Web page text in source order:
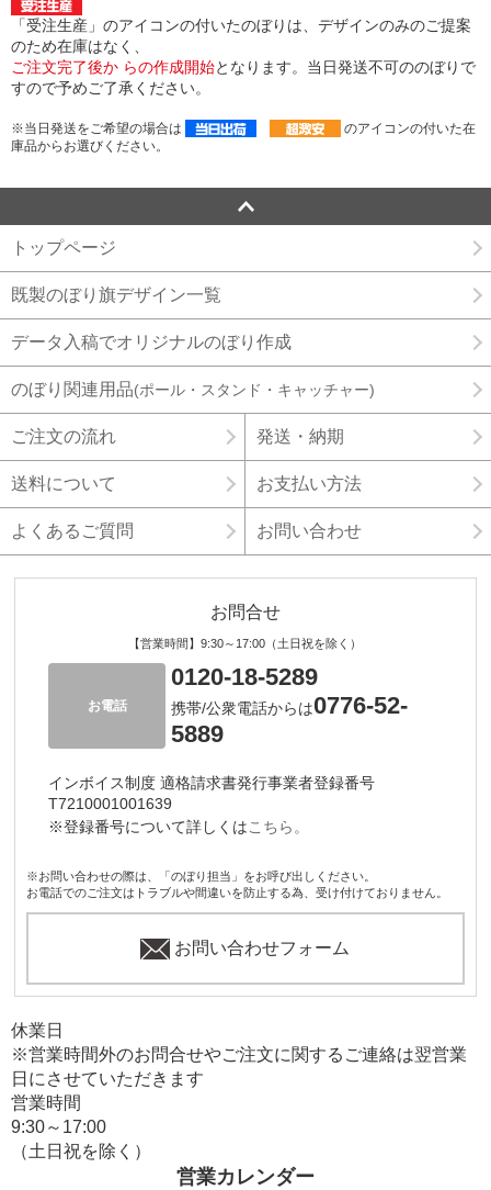
「受注生産」のアイコンの付いたのぼりは、デザインのみのご提案
のため在庫はなく、
ご注文完了後か らの作成開始となります。当日発送不可ののぼりで
すので予めご了承ください。
※当日発送をご希望の場合は
のアイコンの付いた在
庫品からお選びください。
トップページ
既製のぼり旗デザイン一覧
データ入稿でオリジナルのぼり作成
のぼり関連用品(ポール・スタンド・キャッチャー)
ご注文の流れ 発送・納期
送料について お支払い方法
よくあるご質問 お問い合わせ
お問合せ
【営業時間】9:30～17:00（土日祝を除く）
お電話
0120-18-5289
携帯/公衆電話からは0776-52-
5889
インボイス制度 適格請求書発行事業者登録番号
T7210001001639
※登録番号について詳しくはこちら。
※お問い合わせの際は、「のぼり担当」をお呼び出しください。
お電話でのご注文はトラブルや間違いを防止する為、受け付けておりません。
お問い合わせフォーム
営業カレンダー
休業日
※営業時間外のお問合せやご注文に関するご連絡は翌営業
日にさせていただきます
営業時間
9:30～17:00
（土日祝を除く）